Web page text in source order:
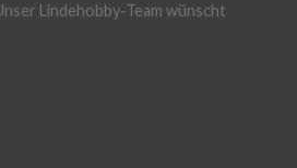
Lindehobby-Team wünscht